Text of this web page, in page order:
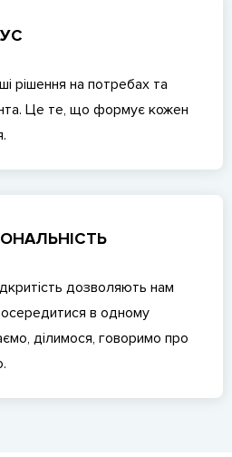
рішення на потребах та
Це те, що формує кожен
дозволяють нам
в одному
ділимося, говоримо про